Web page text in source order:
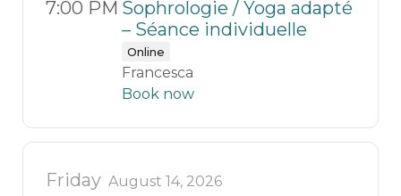
7:00 PM Sophrologie / Yoga adapté
– Séance individuelle
Online
Francesca
Book now
Friday August 14, 2026